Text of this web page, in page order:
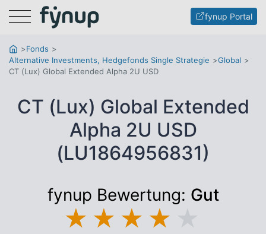
Menu fynup Portal
Fonds
Alternative Investments, Hedgefonds Single Strategie
Global
CT (Lux) Global Extended Alpha 2U USD
CT (Lux) Global Extended
Alpha 2U USD
(LU1864956831)
fynup Bewertung: Gut
★ ★ ★ ★